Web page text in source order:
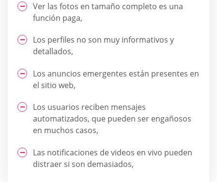
Ver las fotos en tamaño completo es una
función paga,
Los perfiles no son muy informativos y
detallados,
Los anuncios emergentes están presentes en
el sitio web,
Los usuarios reciben mensajes
automatizados, que pueden ser engañosos
en muchos casos,
Las notificaciones de videos en vivo pueden
distraer si son demasiados,